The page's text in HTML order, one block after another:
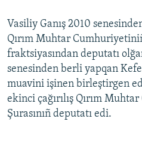
Vasiliy Ganış 2010
Qırım Muhtar
fraktsiyasından deputatı
senesinden berli yapqan Kefe
muavini işinen birleştirgen
ekinci çağırılış Qırım
Şurasınıñ deputatı edi.